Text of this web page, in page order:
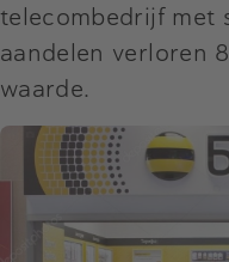
telecombedrijf met
aandelen verloren
waarde.